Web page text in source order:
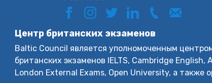
Центр британских экзаменов
Baltic Council является уполномоченным
британских экзаменов IELTS, Cambridge
London External Exams, Open University, а также